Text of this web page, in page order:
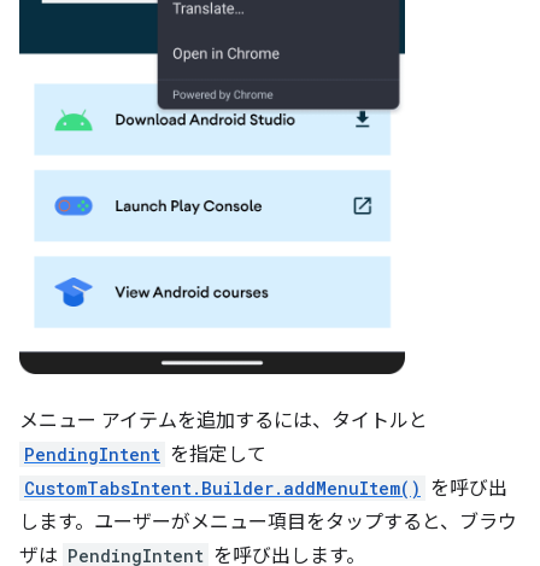
メニュー アイテムを追加するには、タイトルと
PendingIntent を指定して
CustomTabsIntent.Builder.addMenuItem() を呼び出
します。ユーザーがメニュー項目をタップすると、ブラウ
ザは PendingIntent を呼び出します。